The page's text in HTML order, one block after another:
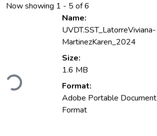
Now showing 1 - 5 of 6
Loading...
Name:
UVDT.SST_LatorreViviana-
MartinezKaren_2024
Size:
1.6 MB
Format:
Adobe Portable Document
Format